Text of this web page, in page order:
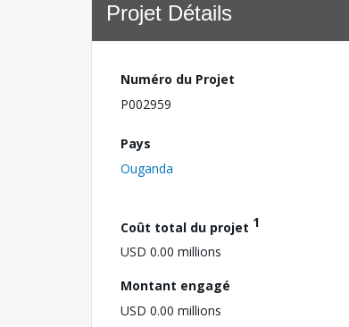
Projet Détails
Numéro du Projet
P002959
Pays
Ouganda
Coût total du projet 1
USD 0.00 millions
Montant engagé
USD 0.00 millions